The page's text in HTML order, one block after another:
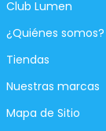
Club Lumen
¿Quiénes somos?
Tiendas
Nuestras marcas
Mapa de Sitio